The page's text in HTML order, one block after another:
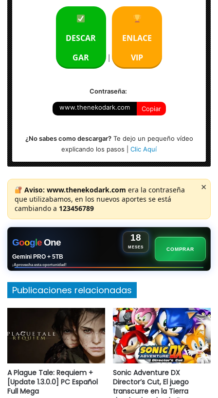
DESCAR
GAR
ENLACE
VIP
Contraseña:
www.thenekodark.com Copiar
¿No sabes como descargar?Te dejo un pequeño vídeo
explicando los pasos | Clic Aquí
Aviso: www.thenekodark.com era la contraseña
que utilizabamos, en los nuevos aportes se está
cambiando a 123456789
×
GoogleOne 18
MESES
Gemini PRO + 5TB
¡Aprovecha esta oportunidad!
COMPRAR
Publicaciones relacionadas
A Plague Tale: Requiem +
[Update 1.3.0.0] PC Español
Full Mega
Sonic Adventure DX
Director’s Cut, El juego
transcurre en la Tierra